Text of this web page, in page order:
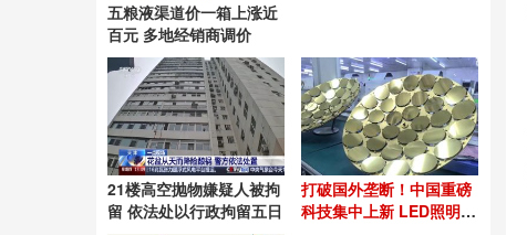
五粮液渠道价一箱上涨近
百元 多地经销商调价
21楼高空抛物嫌疑人被拘
留 依法处以行政拘留五日
打破国外垄断！中国重磅
科技集中上新 LED照明技